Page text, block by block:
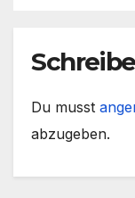
Du musst
abzugeben.